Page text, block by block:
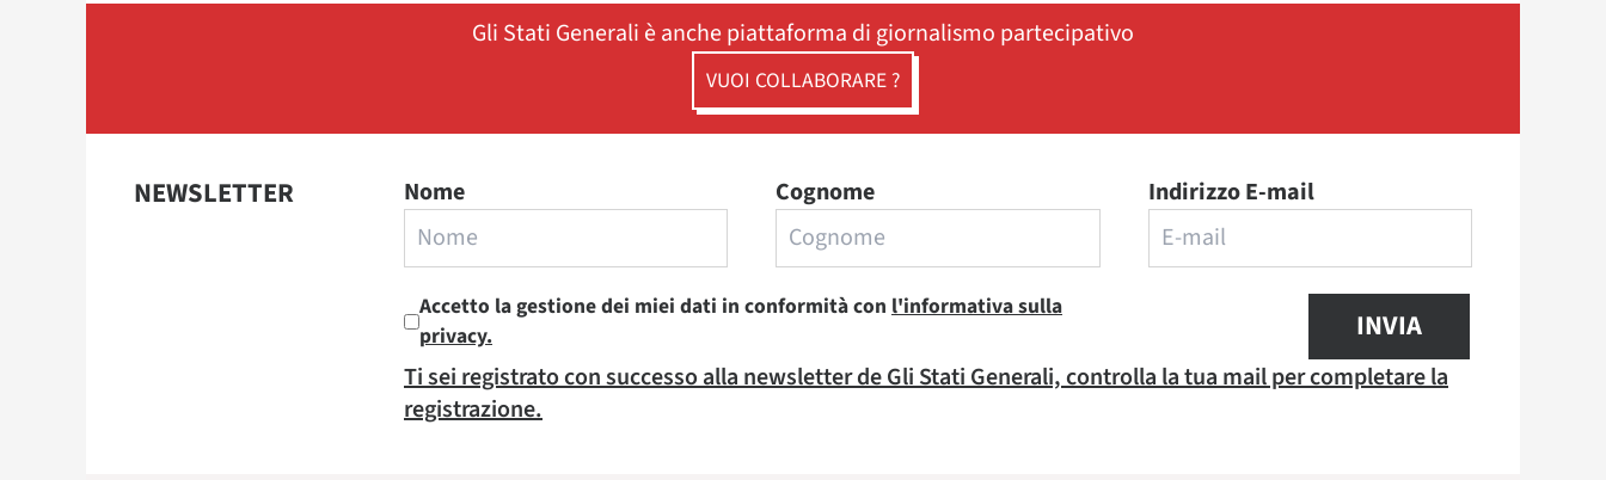
Gli Stati Generali è anche piattaforma di giornalismo partecipativo
VUOI COLLABORARE ?
NEWSLETTER Nome Cognome Indirizzo E-mail
Accetto la gestione dei miei dati in conformità con l'informativa sulla
privacy.
INVIA
Ti sei registrato con successo alla newsletter de Gli Stati Generali, controlla la tua mail per completare la
registrazione.